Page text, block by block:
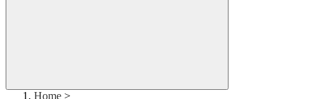
Home >